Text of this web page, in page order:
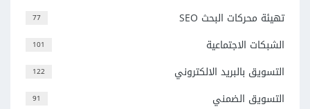
77 تهيئة محركات البحث SEO
101 الشبكات الاجتماعية
122 التسويق بالبريد الالكتروني
91 التسويق الضمني